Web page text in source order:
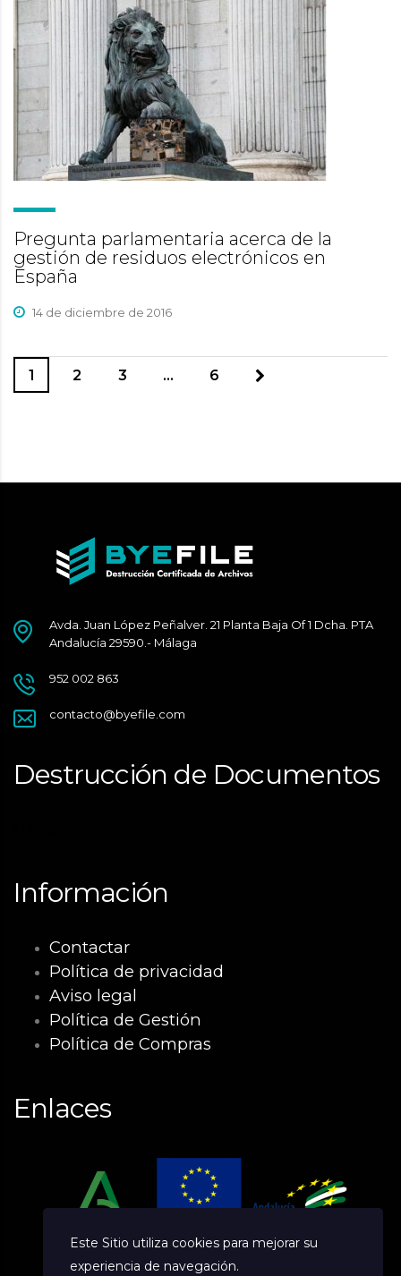
Pregunta parlamentaria acerca de la
gestión de residuos electrónicos en
España
14 de diciembre de 2016
1 2 3 … 6
Avda. Juan López Peñalver. 21 Planta Baja Of 1 Dcha. PTA
Andalucía 29590.- Málaga
952 002 863
contacto@byefile.com
Destrucción de Documentos
Información
Contactar
Política de privacidad
Aviso legal
Política de Gestión
Política de Compras
Enlaces
Este Sitio utiliza cookies para mejorar su
experiencia de navegación.